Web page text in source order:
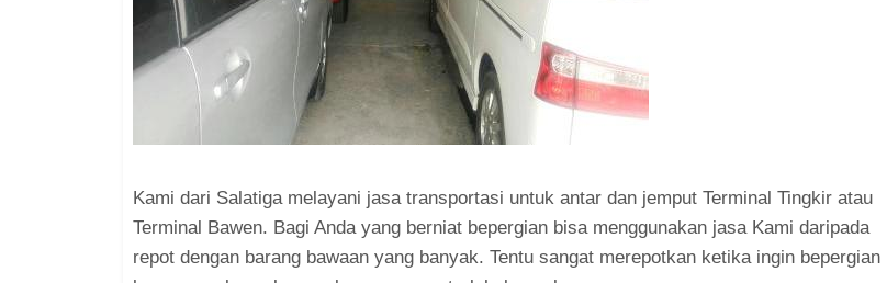
Kami dari Salatiga melayani jasa transportasi untuk antar dan jemput Terminal Tingkir atau
Terminal Bawen. Bagi Anda yang berniat bepergian bisa menggunakan jasa Kami daripada
repot dengan barang bawaan yang banyak. Tentu sangat merepotkan ketika ingin bepergian